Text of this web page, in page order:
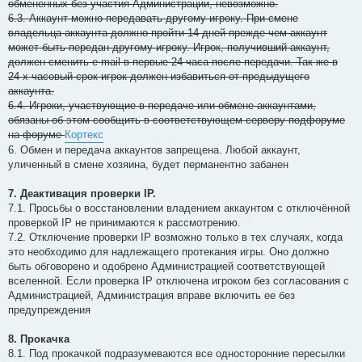
обмененных без участия Администрации, невозможно.
6.3. Аккаунт можно передавать другому игроку. При смене
владельца аккаунта должно пройти 14 дней прежде чем аккаунт
может быть передан другому игроку. Игрок, получивший аккаунт,
должен сменить e-mail в первые 24 часа после передачи. Так же в
24-х часовый срок игрок должен избавиться от предыдущего
аккаунта.
6.4. Игроки, участвующие в передаче или обмене аккаунтами,
обязаны об этом сообщить в соответствующем серверу подфоруме
на форумеКортекс
6. Обмен и передача аккаунтов запрещена. Любой аккаунт,
уличенный в смене хозяина, будет перманентно забанен
7. Деактивация проверки IP.
7.1. Просьбы о восстановлении владением аккаунтом с отключённой
проверкой IP не принимаются к рассмотрению.
7.2. Отключение проверки IP возможно только в тех случаях, когда
это необходимо для надлежащего протекания игры. Оно должно
быть обговорено и одобрено Администрацией соответствующей
вселенной. Если проверка IP отключена игроком без согласования с
Администрацией, Администрация вправе включить ее без
предупреждения
8. Прокачка
8.1. Под прокачкой подразумеваются все односторонние пересылки